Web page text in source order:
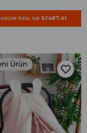
ÖZEL %15 ₺1487,41
Ürün